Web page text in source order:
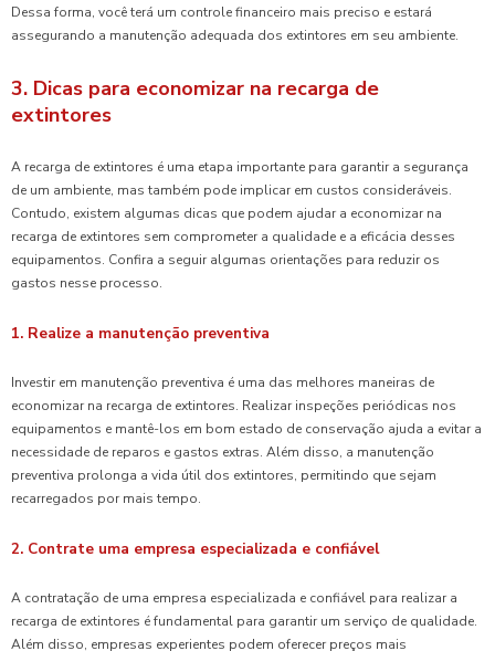
Dessa forma, você terá um controle financeiro mais preciso e estará
assegurando a manutenção adequada dos extintores em seu ambiente.
3. Dicas para economizar na recarga de
extintores
A recarga de extintores é uma etapa importante para garantir a segurança
de um ambiente, mas também pode implicar em custos consideráveis.
Contudo, existem algumas dicas que podem ajudar a economizar na
recarga de extintores sem comprometer a qualidade e a eficácia desses
equipamentos. Confira a seguir algumas orientações para reduzir os
gastos nesse processo.
1. Realize a manutenção preventiva
Investir em manutenção preventiva é uma das melhores maneiras de
economizar na recarga de extintores. Realizar inspeções periódicas nos
equipamentos e mantê-los em bom estado de conservação ajuda a evitar a
necessidade de reparos e gastos extras. Além disso, a manutenção
preventiva prolonga a vida útil dos extintores, permitindo que sejam
recarregados por mais tempo.
2. Contrate uma empresa especializada e confiável
A contratação de uma empresa especializada e confiável para realizar a
recarga de extintores é fundamental para garantir um serviço de qualidade.
Além disso, empresas experientes podem oferecer preços mais